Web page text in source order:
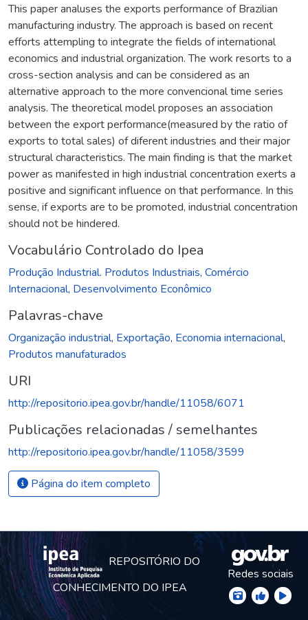
This paper analuses the exports performance of Brazilian
manufacturing industry. The approach is based on recent
efforts attempling to integrate the fields of international
economics and industrial organization. The work resorts to a
cross-section analysis and can be considered as an
alternative approach to the more convencional time series
analysis. The theoretical model proposes an association
between the export performance(measured by the ratio of
exports to total sales) of diferent industries and their major
structural characteristics. The main finding is that the market
power as manifested in high industrial concentration exerts a
positive and significant influence on that performance. In this
sense, if exports are to be promoted, industrial concentration
should not be hindered.
Vocabulário Controlado do Ipea
Produção Industrial. Produtos Industriais, Comércio
Internacional, Desenvolvimento Econômico
Palavras-chave
Organização industrial, Exportação, Economia internacional,
Produtos manufaturados
URI
http://repositorio.ipea.gov.br/handle/11058/6071
Publicações relacionadas / semelhantes
http://repositorio.ipea.gov.br/handle/11058/3599
Página do item completo
REPOSITÓRIO DO
CONHECIMENTO DO IPEA
Redes sociais